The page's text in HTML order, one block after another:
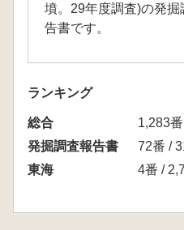
墳。29年度調査)の発
告書です。
ランキング
総合
1,283
発掘調査報告書
72番 /
東海
4番 /